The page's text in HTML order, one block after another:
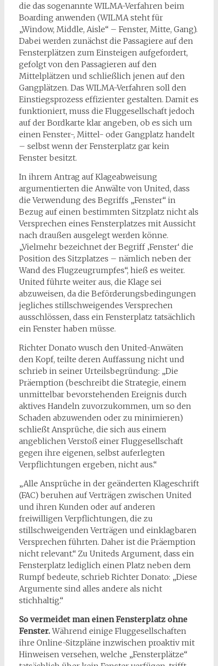
die das sogenannte WILMA-Verfahren beim
Boarding anwenden (WILMA steht für
„Window, Middle, Aisle“ – Fenster, Mitte, Gang).
Dabei werden zunächst die Passagiere auf den
Fensterplätzen zum Einsteigen aufgefordert,
gefolgt von den Passagieren auf den
Mittelplätzen und schließlich jenen auf den
Gangplätzen. Das WILMA-Verfahren soll den
Einstiegsprozess effizienter gestalten. Damit es
funktioniert, muss die Fluggesellschaft jedoch
auf der Bordkarte klar angeben, ob es sich um
einen Fenster-, Mittel- oder Gangplatz handelt
– selbst wenn der Fensterplatz gar kein
Fenster besitzt.
In ihrem Antrag auf Klageabweisung
argumentierten die Anwälte von United, dass
die Verwendung des Begriffs „Fenster“ in
Bezug auf einen bestimmten Sitzplatz nicht als
Versprechen eines Fensterplatzes mit Aussicht
nach draußen ausgelegt werden könne.
„Vielmehr bezeichnet der Begriff ‚Fenster‘ die
Position des Sitzplatzes – nämlich neben der
Wand des Flugzeugrumpfes“, hieß es weiter.
United führte weiter aus, die Klage sei
abzuweisen, da die Beförderungsbedingungen
jegliches stillschweigendes Versprechen
ausschlössen, dass ein Fensterplatz tatsächlich
ein Fenster haben müsse.
Richter Donato wusch den United-Anwäten
den Kopf, teilte deren Auffassung nicht und
schrieb in seiner Urteilsbegründung: „Die
Präemption (beschreibt die Strategie, einem
unmittelbar bevorstehenden Ereignis durch
aktives Handeln zuvorzukommen, um so den
Schaden abzuwenden oder zu minimieren)
schließt Ansprüche, die sich aus einem
angeblichen Verstoß einer Fluggesellschaft
gegen ihre eigenen, selbst auferlegten
Verpflichtungen ergeben, nicht aus.“
„Alle Ansprüche in der geänderten Klageschrift
(FAC) beruhen auf Verträgen zwischen United
und ihren Kunden oder auf anderen
freiwilligen Verpflichtungen, die zu
stillschweigenden Verträgen und einklagbaren
Versprechen führten. Daher ist die Präemption
nicht relevant.“ Zu Uniteds Argument, dass ein
Fensterplatz lediglich einen Platz neben dem
Rumpf bedeute, schrieb Richter Donato: „Diese
Argumente sind alles andere als nicht
stichhaltig.“
So vermeidet man einen Fensterplatz ohne
Fenster.Während einige Fluggesellschaften
ihre Online-Sitzpläne inzwischen proaktiv mit
Hinweisen versehen, welche „Fensterplätze“